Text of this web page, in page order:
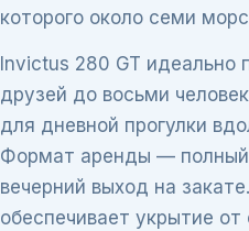
которого около семи
Invictus 280 GT идеально
друзей до восьми
для дневной прогулки
Формат аренды — полный
вечерний выход на
обеспечивает укрытие